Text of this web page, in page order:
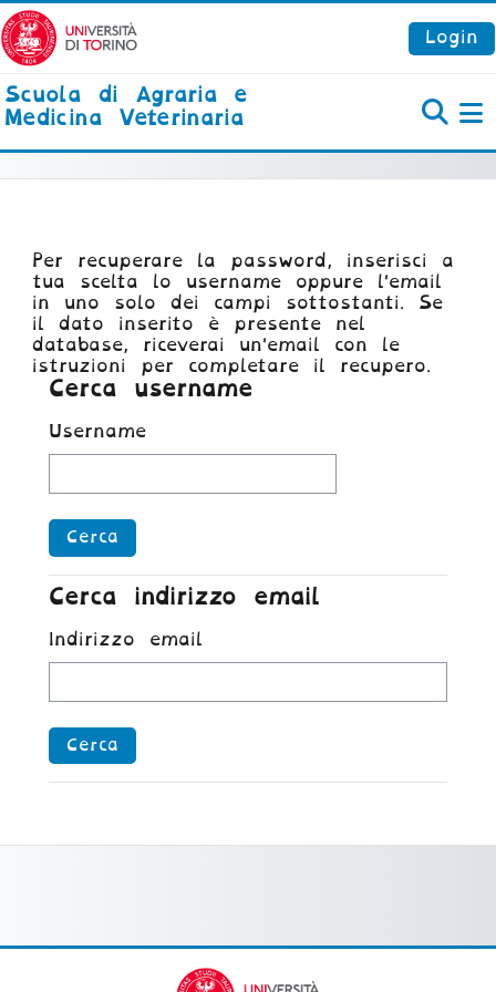
Vai al contenuto principale
Login
Scuola di Agraria e
Medicina Veterinaria
Per recuperare la password, inserisci a
tua scelta lo username oppure l'email
in uno solo dei campi sottostanti. Se
il dato inserito è presente nel
database, riceverai un'email con le
istruzioni per completare il recupero.
Cerca username
Cerca username
Username
Cerca indirizzo email
Cerca indirizzo email
Indirizzo email